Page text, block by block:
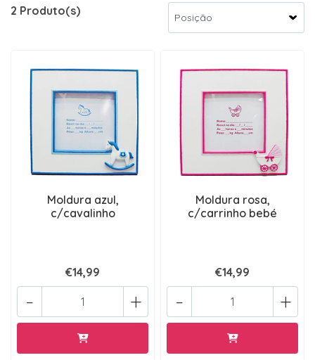
2 Produto(s)
Moldura azul,
c/cavalinho
€14,99
+
-
Moldura rosa,
c/carrinho bebé
€14,99
+
-